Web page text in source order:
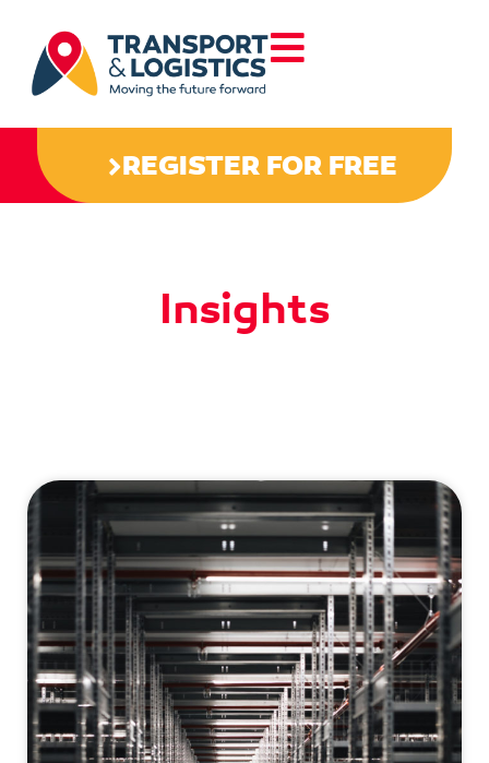
REGISTER FOR FREE
Insights